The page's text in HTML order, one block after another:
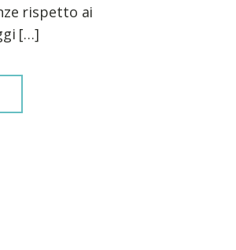
rispetto ai
[…]